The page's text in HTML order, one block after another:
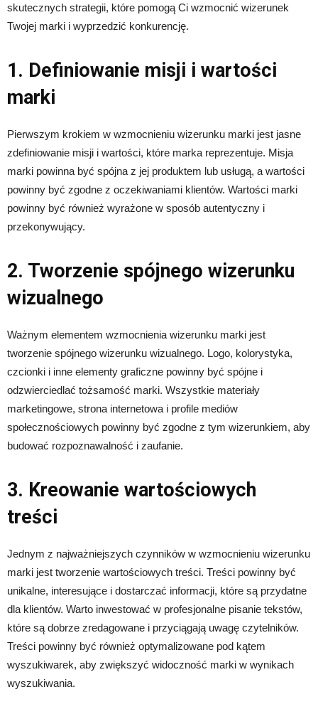
skutecznych strategii, które pomogą Ci wzmocnić wizerunek
Twojej marki i wyprzedzić konkurencję.
1. Definiowanie misji i wartości
marki
Pierwszym krokiem w wzmocnieniu wizerunku marki jest jasne
zdefiniowanie misji i wartości, które marka reprezentuje. Misja
marki powinna być spójna z jej produktem lub usługą, a wartości
powinny być zgodne z oczekiwaniami klientów. Wartości marki
powinny być również wyrażone w sposób autentyczny i
przekonywujący.
2. Tworzenie spójnego wizerunku
wizualnego
Ważnym elementem wzmocnienia wizerunku marki jest
tworzenie spójnego wizerunku wizualnego. Logo, kolorystyka,
czcionki i inne elementy graficzne powinny być spójne i
odzwierciedlać tożsamość marki. Wszystkie materiały
marketingowe, strona internetowa i profile mediów
społecznościowych powinny być zgodne z tym wizerunkiem, aby
budować rozpoznawalność i zaufanie.
3. Kreowanie wartościowych
treści
Jednym z najważniejszych czynników w wzmocnieniu wizerunku
marki jest tworzenie wartościowych treści. Treści powinny być
unikalne, interesujące i dostarczać informacji, które są przydatne
dla klientów. Warto inwestować w profesjonalne pisanie tekstów,
które są dobrze zredagowane i przyciągają uwagę czytelników.
Treści powinny być również optymalizowane pod kątem
wyszukiwarek, aby zwiększyć widoczność marki w wynikach
wyszukiwania.